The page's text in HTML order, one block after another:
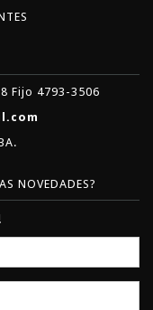
Fijo 4793-3506
NOVEDADES?